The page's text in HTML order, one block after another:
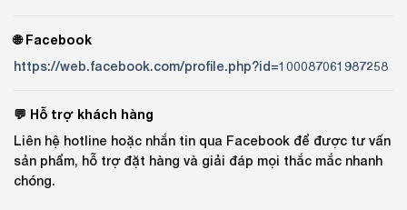
🌐 Facebook
https://web.facebook.com/profile.php?id=100087061987258
💬 Hỗ trợ khách hàng
Liên hệ hotline hoặc nhắn tin qua Facebook để được tư vấn
sản phẩm, hỗ trợ đặt hàng và giải đáp mọi thắc mắc nhanh
chóng.